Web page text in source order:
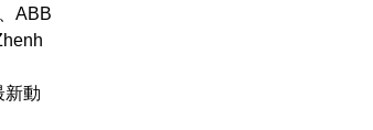
ABB
新動